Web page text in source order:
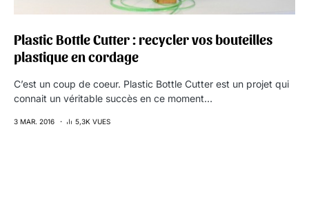
Plastic Bottle Cutter : recycler vos bouteilles
plastique en cordage
C’est un coup de coeur. Plastic Bottle Cutter est un projet qui
connait un véritable succès en ce moment…
3 MAR. 2016 5,3K VUES